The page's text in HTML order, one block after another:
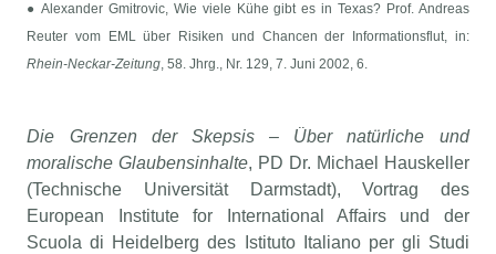
● Alexander Gmitrovic, Wie viele Kühe gibt es in Texas? Prof. Andreas
Reuter vom EML über Risiken und Chancen der Informationsflut, in:
Rhein-Neckar-Zeitung, 58. Jhrg., Nr. 129, 7. Juni 2002, 6.
Die Grenzen der Skepsis – Über natürliche und
moralische Glaubensinhalte, PD Dr. Michael Hauskeller
(Technische Universität Darmstadt), Vortrag des
European Institute for International Affairs und der
Scuola di Heidelberg des Istituto Italiano per gli Studi